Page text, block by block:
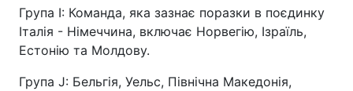
Група I: Команда, яка зазнає поразки в поєдинку
Італія - Німеччина, включає Норвегію, Ізраїль,
Естонію та Молдову.
Група J: Бельгія, Уельс, Північна Македонія,